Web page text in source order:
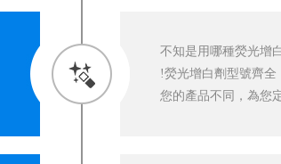
不知是用哪種熒光增
!熒光增白劑型號齊全
您的產品不同，為您